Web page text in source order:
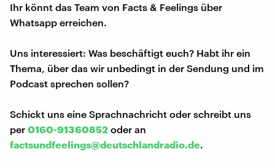
Ihr könnt das Team von Facts & Feelings über
Whatsapp erreichen.
Uns interessiert: Was beschäftigt euch? Habt ihr ein
Thema, über das wir unbedingt in der Sendung und im
Podcast sprechen sollen?
Schickt uns eine Sprachnachricht oder schreibt uns
per 0160-91360852 oder an
factsundfeelings@deutschlandradio.de.